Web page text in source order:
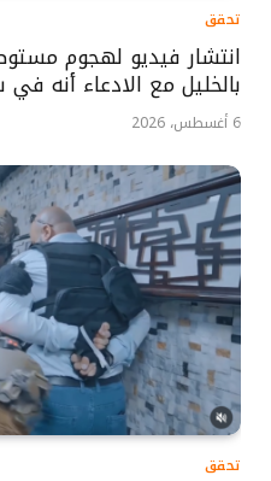
تحقق
انتشار فيديو لهجوم
بالخليل مع الادعاء أنه في
6 أغسطس، 2026
تحقق